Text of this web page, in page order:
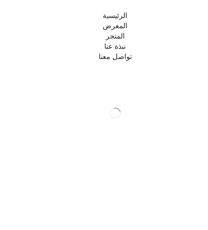
الرئيسية
المعرض
المتجر
نبذة عنا
تواصل معنا